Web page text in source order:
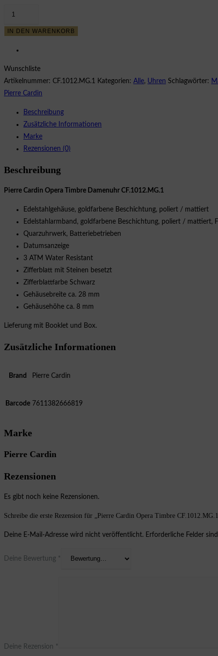
Opera
Damenuhr
Menge
IN DEN WARENKORB
Wunschliste
Artikelnummer: CF.1012.MG.1 Kategorien: Alle, Uhren Schlagwörter:
Pierre Cardin
Beschreibung
Zusätzliche Informationen
Marke
Rezensionen (0)
Beschreibung
Pierre Cardin Opera Timbre Damenuhr CF.1012.MG.1
Edelstahlgehäuse, goldfarbene Beschichtung, poliert / mattiert
Edelstahlarmband, goldfarbene Beschichtung, poliert / mattiert,
Quarzuhrwerk, Batteriebetrieben
Datumsanzeige
3 ATM Water Resistant
Zifferblatt mit Steinen besetzt
Zifferblattfarbe Schwarz
Gehäusebreite ca. 28 mm
Gehäusehöhe ca. 8 mm
Lieferung mit Booklet und Box.
Zusätzliche Informationen
Brand Pierre Cardin
Barcode 7611382666819
Marke
Pierre Cardin
Rezensionen
Es gibt noch keine Rezensionen.
Schreibe die erste Rezension für „Pierre Cardin Opera Timbre
Deine E-Mail-Adresse wird nicht veröffentlicht. Erforderliche Felder
Deine Bewertung *
Deine Rezension *